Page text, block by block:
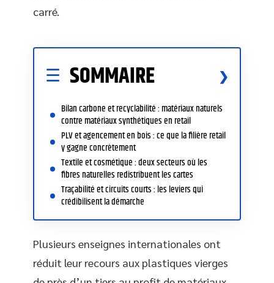
carré.
SOMMAIRE
Bilan carbone et recyclabilité : matériaux naturels
contre matériaux synthétiques en retail
PLV et agencement en bois : ce que la filière retail
y gagne concrètement
Textile et cosmétique : deux secteurs où les
fibres naturelles redistribuent les cartes
Traçabilité et circuits courts : les leviers qui
crédibilisent la démarche
Plusieurs enseignes internationales ont
réduit leur recours aux plastiques vierges